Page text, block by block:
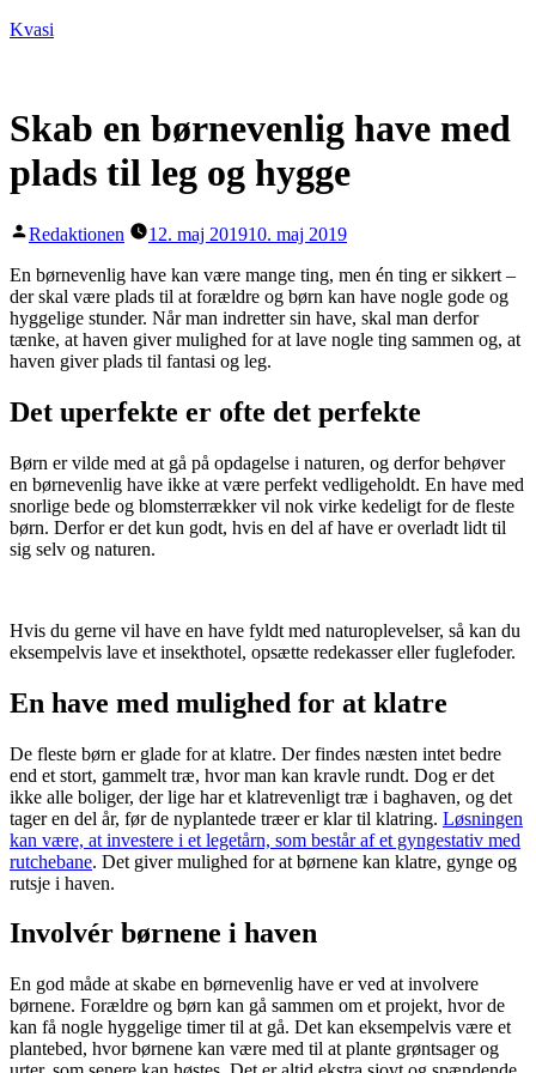
Videre
Kvasi
Skab en børnevenlig have med
plads til leg og hygge
Posted
Redaktionen 12. maj 201910. maj 2019
En børnevenlig have kan være mange ting, men én ting er sikkert –
der skal være plads til at forældre og børn kan have nogle gode og
hyggelige stunder. Når man indretter sin have, skal man derfor
tænke, at haven giver mulighed for at lave nogle ting sammen og, at
haven giver plads til fantasi og leg.
Det uperfekte er ofte det perfekte
Børn er vilde med at gå på opdagelse i naturen, og derfor behøver
en børnevenlig have ikke at være perfekt vedligeholdt. En have med
snorlige bede og blomsterrækker vil nok virke kedeligt for de fleste
børn. Derfor er det kun godt, hvis en del af have er overladt lidt til
sig selv og naturen.
Hvis du gerne vil have en have fyldt med naturoplevelser, så kan du
eksempelvis lave et insekthotel, opsætte redekasser eller fuglefoder.
En have med mulighed for at klatre
De fleste børn er glade for at klatre. Der findes næsten intet bedre
end et stort, gammelt træ, hvor man kan kravle rundt. Dog er det
ikke alle boliger, der lige har et klatrevenligt træ i baghaven, og det
tager en del år, før de nyplantede træer er klar til klatring. Løsningen
kan være, at investere i et legetårn, som består af et gyngestativ med
rutchebane. Det giver mulighed for at børnene kan klatre, gynge og
rutsje i haven.
Involvér børnene i haven
En god måde at skabe en børnevenlig have er ved at involvere
børnene. Forældre og børn kan gå sammen om et projekt, hvor de
kan få nogle hyggelige timer til at gå. Det kan eksempelvis være et
plantebed, hvor børnene kan være med til at plante grøntsager og